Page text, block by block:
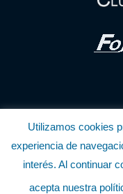
©
Aunque se consideran
Utilizamos cookies
experiencia de
interés. Al continuar
acepta nuestra